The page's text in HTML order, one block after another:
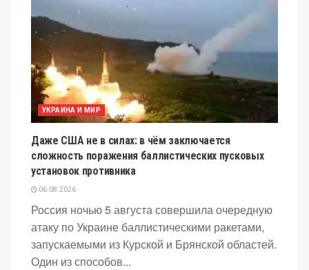
УКРАИНА И МИР
Даже США не в силах: в чём заключается
сложность поражения баллистических пусковых
установок противника
06.08.2026
Россия ночью 5 августа совершила очередную
атаку по Украине баллистическими ракетами,
запускаемыми из Курской и Брянской областей.
Один из способов...